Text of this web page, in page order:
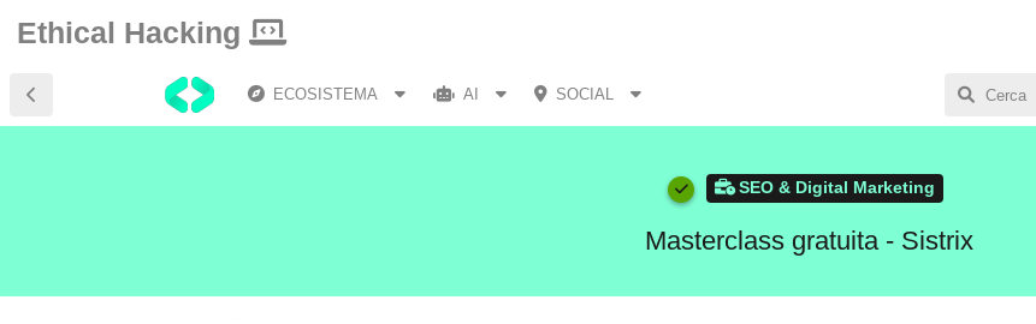
Ethical Hacking
ECOSISTEMA AI SOCIAL
SEO & Digital Marketing
Masterclass gratuita - Sistrix